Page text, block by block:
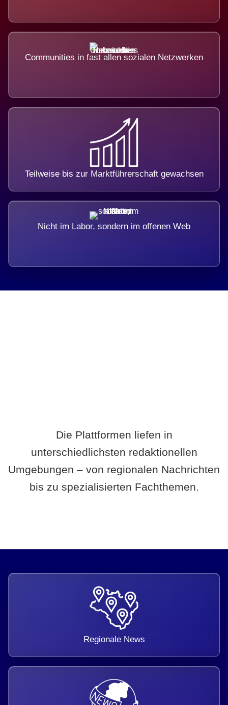
Communities in fast allen sozialen Netzwerken
Teilweise bis zur Marktführerschaft gewachsen
Nicht im Labor, sondern im offenen Web
Die Plattformen liefen in
unterschiedlichsten redaktionellen
Umgebungen – von regionalen Nachrichten
bis zu spezialisierten Fachthemen.
Regionale News